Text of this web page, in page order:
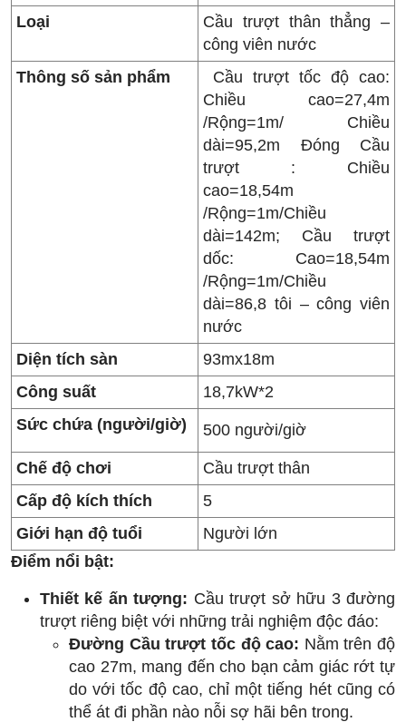
Loại
Cầu trượt thân thẳng –
công viên nước
Thông số sản phẩm
Cầu trượt tốc độ cao:
Chiều cao=27,4m
/Rộng=1m/ Chiều
dài=95,2m Đóng Cầu
trượt : Chiều
cao=18,54m
/Rộng=1m/Chiều
dài=142m; Cầu trượt
dốc: Cao=18,54m
/Rộng=1m/Chiều
dài=86,8 tôi – công viên
nước
Diện tích sàn
93mx18m
Công suất
18,7kW*2
Sức chứa (người/giờ)
500 người/giờ
Chế độ chơi
Cầu trượt thân
Cấp độ kích thích
5
Giới hạn độ tuổi
Người lớn
Điểm nổi bật:
Thiết kế ấn tượng: Cầu trượt sở hữu 3 đường
trượt riêng biệt với những trải nghiệm độc đáo:
Đường Cầu trượt tốc độ cao: Nằm trên độ
cao 27m, mang đến cho bạn cảm giác rớt tự
do với tốc độ cao, chỉ một tiếng hét cũng có
thể át đi phần nào nỗi sợ hãi bên trong.